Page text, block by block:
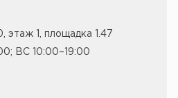
этаж 1, площадка 1.47
ВС 10:00–19:00